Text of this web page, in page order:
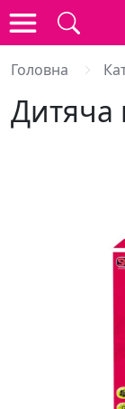
Головна
Дитяча